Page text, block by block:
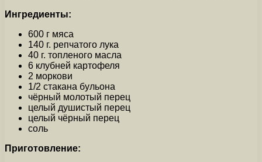
Ингредиенты:
600 г мяса
140 г. репчатого лука
40 г. топленого масла
6 клубней картофеля
2 моркови
1/2 стакана бульона
чёрный молотый перец
целый душистый перец
целый чёрный перец
соль
Приготовление: